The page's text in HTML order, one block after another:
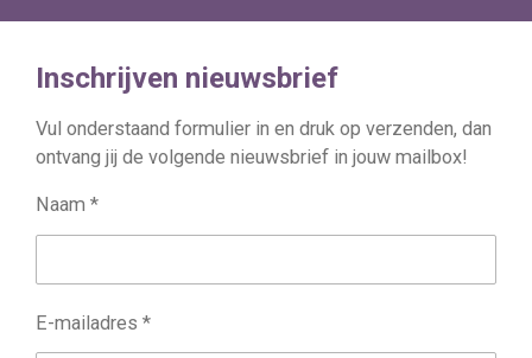
Inschrijven nieuwsbrief
Vul onderstaand formulier in en druk op verzenden, dan
ontvang jij de volgende nieuwsbrief in jouw mailbox!
Naam *
E-mailadres *